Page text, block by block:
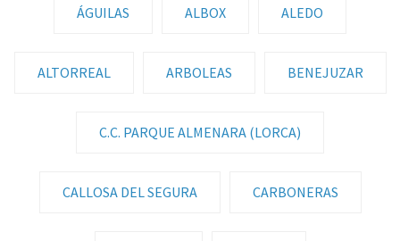
ÁGUILAS ALBOX ALEDO
ALTORREAL ARBOLEAS BENEJUZAR
C.C. PARQUE ALMENARA (LORCA)
CALLOSA DEL SEGURA CARBONERAS